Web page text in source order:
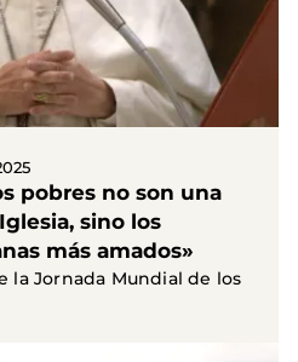
pobres no son una
sino los
más amados»
la Jornada Mundial de los